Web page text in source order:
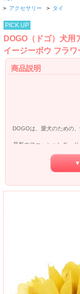
> アクセサリー > タイ
PICK UP
DOGO（ドゴ）犬
イージーボウ フラワ
商品説明
DOGOは、愛犬のための
最新のファッションモー
ショナブル
加えて、高品質の素材を
首輪に装着してご利用い
Abby&Adelaにおける
おりますので、ご安心くだ
▼